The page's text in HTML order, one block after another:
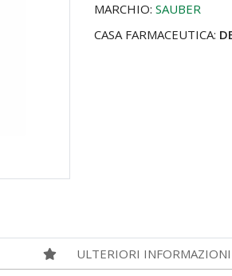
MARCHIO:SAUBER
CASA FARMACEUTICA:
ULTERIORI INFORMAZIONI